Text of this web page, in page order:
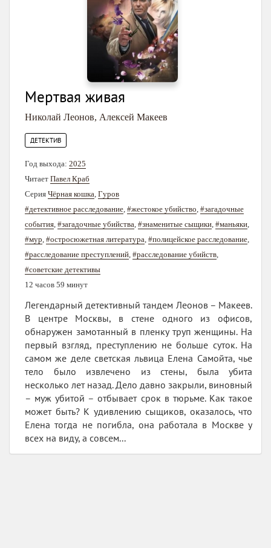
Мертвая живая
Николай Леонов, Алексей Макеев
ДЕТЕКТИВ
Год выхода: 2025
Читает Павел Краб
Серия Чёрная кошка, Гуров
#детективное расследование, #жестокое убийство, #загадочные
события, #загадочные убийства, #знаменитые сыщики, #маньяки,
#мур, #остросюжетная литература, #полицейское расследование,
#расследование преступлений, #расследование убийств,
#советские детективы
12 часов 59 минут
Легендарный детективный тандем Леонов – Макеев.
В центре Москвы, в стене одного из офисов,
обнаружен замотанный в пленку труп женщины. На
первый взгляд, преступлению не больше суток. На
самом же деле светская львица Елена Самойта, чье
тело было извлечено из стены, была убита
несколько лет назад. Дело давно закрыли, виновный
– муж убитой – отбывает срок в тюрьме. Как такое
может быть? К удивлению сыщиков, оказалось, что
Елена тогда не погибла, она работала в Москве у
всех на виду, а совсем...